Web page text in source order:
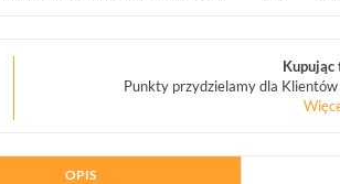
Kupując
Punkty przydzielamy dla
OPIS